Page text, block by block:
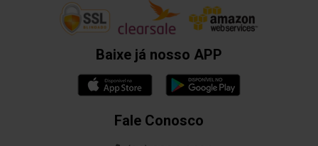
Baixe já nosso APP
Fale Conosco